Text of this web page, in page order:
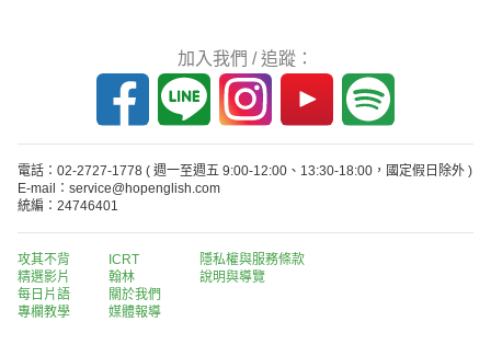
加入我們 / 追蹤：
電話：02-2727-1778 ( 週一至週五 9:00-12:00、13:30-18:00，國定假日除外 )
E-mail：service@hopenglish.com
統編：24746401
攻其不背
精選影片
每日片語
專欄教學
ICRT
翰林
關於我們
媒體報導
隱私權與服務條款
說明與導覽